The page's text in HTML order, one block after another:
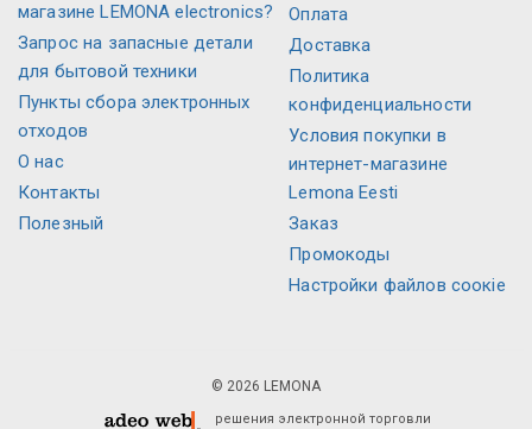
магазине LEMONA electronics?
Запрос на запасные детали
для бытовой техники
Пункты сбора электронных
отходов
О нас
Контакты
Полезный
Оплата
Доставка
Политика
конфиденциальности
Условия покупки в
интернет-магазине
Lemona Eesti
Заказ
Промокоды
Настройки файлов соокіе
© 2026 LEMONA
решения электронной торговли